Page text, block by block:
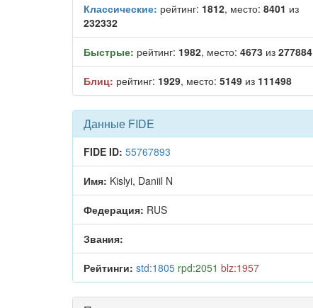
Классические: рейтинг: 1812, место: 8401 из
232332
Быстрые: рейтинг: 1982, место: 4673 из 277884
Блиц: рейтинг: 1929, место: 5149 из 111498
Данные FIDE
FIDE ID: 55767893
Имя: Kislyi, Daniil N
Федерация: RUS
Звания:
Рейтинги: std:1805 rpd:2051 blz:1957